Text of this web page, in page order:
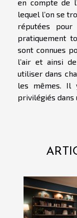
en compte de
lequel l’on se
réputées
pratiquement
sont connues
l’air et ainsi
utiliser dans
les mêmes. Il
privilégiés dans